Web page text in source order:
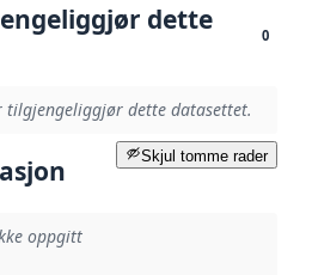
dette
0
tilgjengeliggjør dette datasettet.
Skjul tomme rader
oppgitt